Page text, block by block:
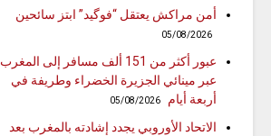
أمن مراكش يعتقل “فوگيد” ابتز سائحين
05/08/2026
عبور أكثر من 151 ألف مسافر إلى المغرب
عبر مينائي الجزيرة الخضراء وطريفة في
أربعة أيام
05/08/2026
الاتحاد الأوروبي يجدد إشادته بالمغرب بعد